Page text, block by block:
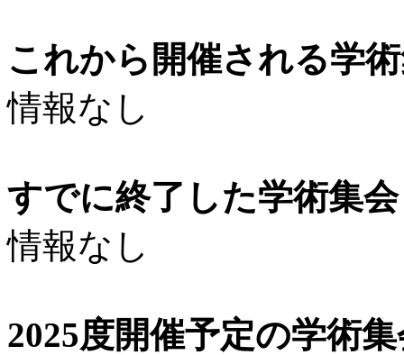
これから開催される学
情報なし
すでに終了した学術集
情報なし
2025度開催予定の学術